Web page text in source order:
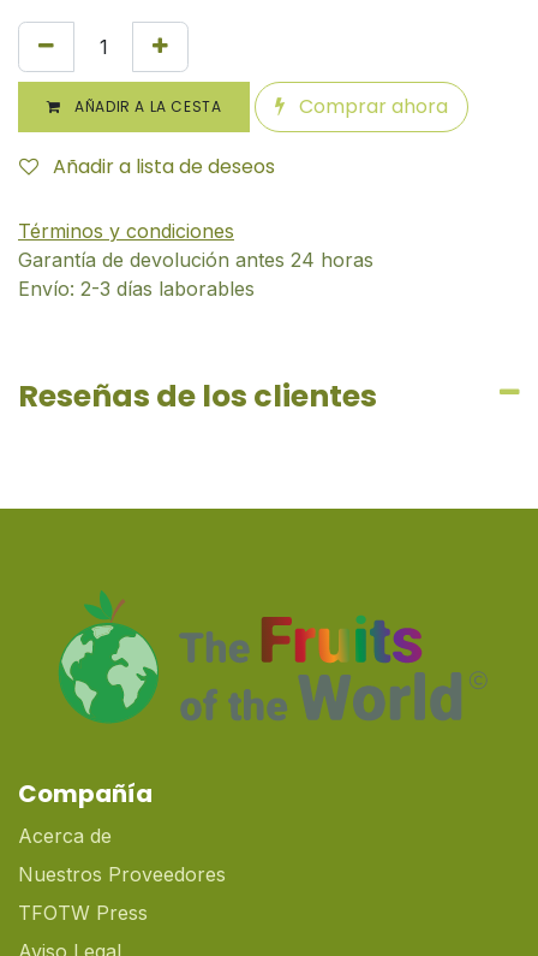
AÑADIR A LA CESTA Comprar ahora
Añadir a lista de deseos
Términos y condiciones
Garantía de devolución antes 24 horas
Envío: 2-3 días laborables
Reseñas de los clientes
Compañía
Acerca de
Nuestros Proveedores
TFOTW Press
Aviso Legal